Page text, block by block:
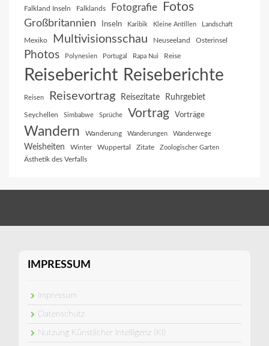
Falkland Inseln Falklands Fotografie Fotos
Großbritannien Inseln Karibik Kleine Antillen Landschaft
Mexiko Multivisionsschau Neuseeland Osterinsel
Photos Polynesien Portugal Rapa Nui Reise
Reisebericht Reiseberichte
Reisen Reisevortrag Reisezitate Ruhrgebiet
Seychellen Simbabwe Sprüche Vortrag Vorträge
Wandern Wanderung Wanderungen Wanderwege
Weisheiten Winter Wuppertal Zitate Zoologischer Garten
Ästhetik des Verfalls
IMPRESSUM
Impressum
Datenschutz
Nutzung Künstlicher Intelligenz (KI)